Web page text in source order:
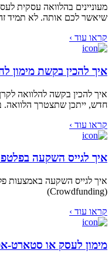
מעוניינים בהלוואה עסקית
שיאשר לכם אותה. לא תמיד זה
קראו עוד ›
איך להכין בקשת מימון
איך להכין בקשה להלוואה
חדש, ייתכן שתצטרך
קראו עוד ›
איך לגייס השקעה
איך לגייס השקעה באמצעות
(Crowdfunding)
קראו עוד ›
מימון לעסק או סטארט-